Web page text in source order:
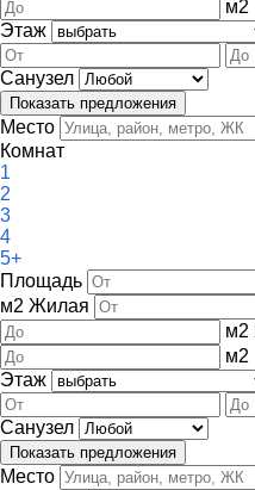
м2
Этаж
Санузел
Место
Комнат
1
2
3
4
5+
Площадь
м2 Жилая
м2
м2
Этаж
Санузел
Место